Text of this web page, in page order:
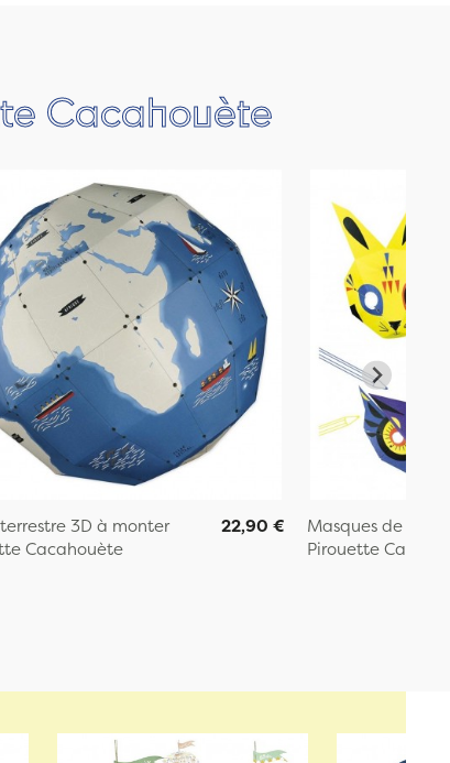
Cacahouète
3D à monter
Cacahouète
22,90 €
Masques de la
Pirouette